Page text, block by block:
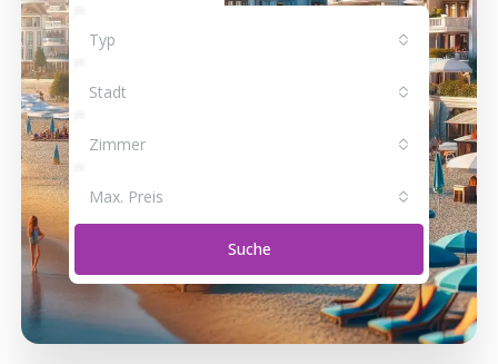
Typ
Stadt
Zimmer
Max. Preis
Suche